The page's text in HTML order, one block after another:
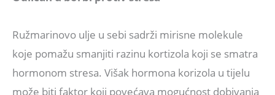
Ružmarinovo ulje u sebi sadrži mirisne molekule
koje pomažu smanjiti razinu kortizola koji se smatra
hormonom stresa. Višak hormona korizola u tijelu
može biti faktor koji povećava mogućnost dobivanja